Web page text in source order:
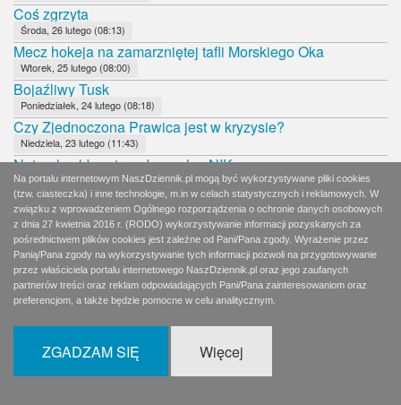
Coś zgrzyta
Środa, 26 lutego (08:13)
Mecz hokeja na zamarzniętej tafli Morskiego Oka
Wtorek, 25 lutego (08:00)
Bojaźliwy Tusk
Poniedziałek, 24 lutego (08:18)
Czy Zjednoczona Prawica jest w kryzysie?
Niedziela, 23 lutego (11:43)
Naturalny kłopot rządzących z NIK
Sobota, 22 lutego (11:54)
Polscy komuniści proszą o pomoc
Piątek, 21 lutego (08:10)
Kto za nimi stoi?
Czwartek, 20 lutego (08:19)
Katyń i Smoleńsk poza polityką
Środa, 19 lutego (08:09)
Wtorek, 18 lutego (04:01)
Lewicowy zakalec
Na portalu internetowym NaszDziennik.pl mogą być wykorzystywane pliki cookies
(tzw. ciasteczka) i inne technologie, m.in w celach statystycznych i reklamowych. W
związku z wprowadzeniem Ogólnego rozporządzenia o ochronie danych osobowych
z dnia 27 kwietnia 2016 r. (RODO) wykorzystywanie informacji pozyskanych za
pośrednictwem plików cookies jest zależne od Pani/Pana zgody. Wyrażenie przez
Panią/Pana zgody na wykorzystywanie tych informacji pozwoli na przygotowywanie
przez właściciela portalu internetowego NaszDziennik.pl oraz jego zaufanych
partnerów treści oraz reklam odpowiadających Pani/Pana zainteresowaniom oraz
preferencjom, a także będzie pomocne w celu analitycznym.
ZGADZAM SIĘ Więcej